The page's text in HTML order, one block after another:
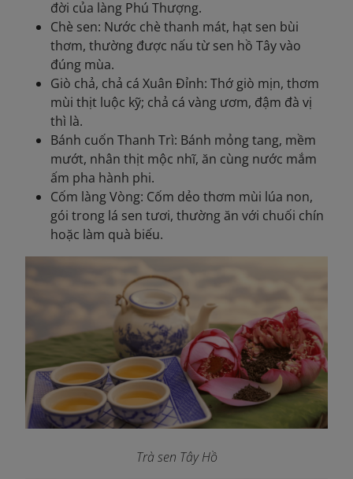
đời của làng Phú Thượng.
Chè sen: Nước chè thanh mát, hạt sen bùi
thơm, thường được nấu từ sen hồ Tây vào
đúng mùa.
Giò chả, chả cá Xuân Đỉnh: Thớ giò mịn, thơm
mùi thịt luộc kỹ; chả cá vàng ươm, đậm đà vị
thì là.
Bánh cuốn Thanh Trì: Bánh mỏng tang, mềm
mướt, nhân thịt mộc nhĩ, ăn cùng nước mắm
ấm pha hành phi.
Cốm làng Vòng: Cốm dẻo thơm mùi lúa non,
gói trong lá sen tươi, thường ăn với chuối chín
hoặc làm quà biếu.
Trà sen Tây Hồ